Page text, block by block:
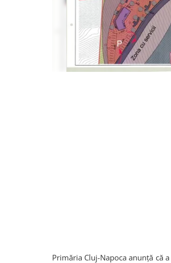
Primăria Cluj-Napoca anunță că